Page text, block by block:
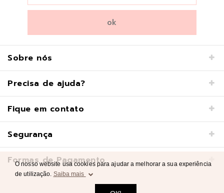
Sobre nós
Precisa de ajuda?
Fique em contato
Segurança
Formas de Pagamento
O nosso website usa cookies para ajudar a melhorar a sua experiência
de utilização. Saiba mais